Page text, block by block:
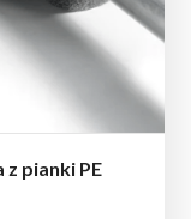
pianki PE